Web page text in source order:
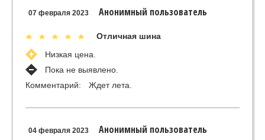
07 февраля 2023 Анонимный пользователь
Отличная шина
Низкая цена.
Пока не выявлено.
Комментарий:
Ждет лета.
04 февраля 2023 Анонимный пользователь